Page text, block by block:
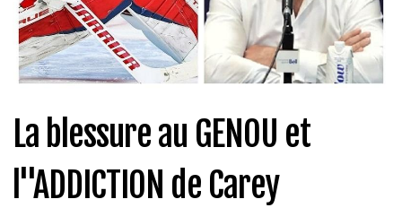
La blessure au GENOU et
l''ADDICTION de Carey